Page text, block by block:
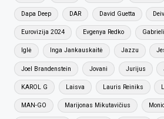
Dapa Deep DAR David Guetta
Eurovizija 2024 Evgenya Redko
Iglė Inga Jankauskaitė Jazzu
Joel Brandenstein Jovani Jurijus
KAROL G Laisva Lauris Reiniks
MAN-GO Marijonas Mikutavičius